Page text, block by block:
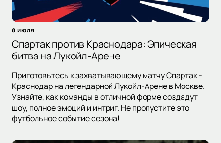
8 июля
Спартак против Краснодара: Эпическая
битва на Лукойл-Арене
Приготовьтесь к захватывающему матчу Спартак -
Краснодар на легендарной Лукойл-Арене в Москве.
Узнайте, как команды в отличной форме создадут
шоу, полное эмоций и интриг. Не пропустите это
футбольное событие сезона!